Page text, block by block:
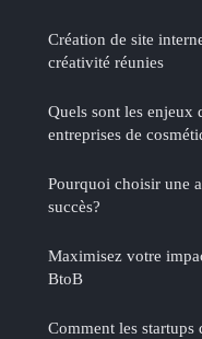
Création de site
créativité réunies
Quels sont les
entreprises de
Pourquoi choisir une
succès?
Maximisez votre
BtoB
Comment les